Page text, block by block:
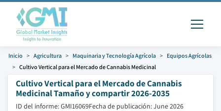
Inicio Agricultura Maquinaria y Tecnología Agrícola
Equipos Agrícolas
Cultivo Vertical para el Mercado de Cannabis Medicinal
Cultivo Vertical para el Mercado de Cannabis
Medicinal Tamaño y compartir 2026-2035
ID del informe: GMI16069Fecha de publicación: June 2026